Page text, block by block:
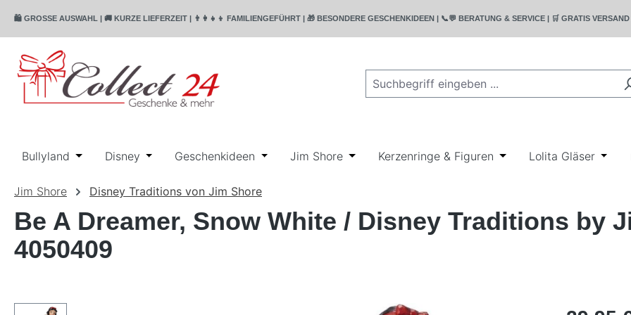
Hauptinhalt springen
Zur Suche springen
Zur Hauptnavigation springen
🛍️ GROSSE AUSWAHL | 🚚 KURZE LIEFERZEIT | 👨‍👩‍👧‍👦 FAMILIENGEFÜHRT | 🎁 BESONDERE GESCHENKIDEEN | 📞💬 BERATUNG & SERVICE | 🛒 GRATIS
Bullyland Öffne oder Schließe das Dropdown der Kategorie Bullyland
Disney Öffne oder Schließe das Dropdown der Kategorie Disney
Geschenkideen Öffne oder Schließe das Dropdown der Kategorie Geschenkideen
Jim Shore Öffne oder Schließe das Dropdown der Kategorie
Kerzenringe & Figuren Öffne oder Schließe
Lolita Gläser
Jim Shore Disney Traditions von Jim Shore
Be A Dreamer, Snow White / Disney Traditions by
4050409
Bildergalerie überspringen Regulärer